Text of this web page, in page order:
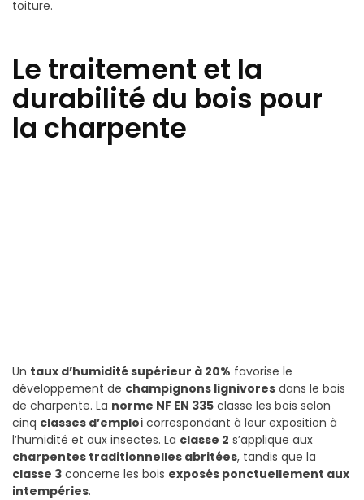
toiture.
Le traitement et la
durabilité du bois pour
la charpente
Un taux d’humidité supérieur à 20% favorise le
développement de champignons lignivores dans le bois
de charpente. La norme NF EN 335 classe les bois selon
cinq classes d’emploi correspondant à leur exposition à
l’humidité et aux insectes. La classe 2 s’applique aux
charpentes traditionnelles abritées, tandis que la
classe 3 concerne les bois exposés ponctuellement aux
intempéries.